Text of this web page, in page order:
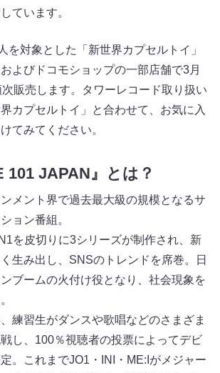
ています。
を対象とした「新世界カプセルトイ」
よびドコモショップの一部店舗で3月
販売します。タワーレコード取り扱い
カプセルトイ」と合わせて、お気に入
てみてください。
101 JAPAN』とは？
メント界で過去最大級の規模となるサ
ョン番組。
を皮切りに3シリーズが制作され、新
生み出し、SNSのトレンドを席巻。日
ブームの火付け役となり、社会現象を
練習生がダンスや歌唱などのさまざま
し、100％視聴者の投票によってデビ
。これまでJO1・INI・ME:Iがメジャー